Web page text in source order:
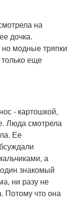
на
дочка.
модные тряпки
еще
- картошкой,
Люда смотрела
Ее
а
знакомый
ни разу не
Потому что она